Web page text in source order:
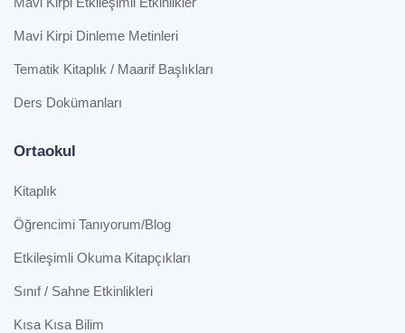
Mavi Kirpi Dinleme Metinleri
Tematik Kitaplık / Maarif Başlıkları
Ders Dokümanları
Ortaokul
Kitaplık
Öğrencimi Tanıyorum/Blog
Etkileşimli Okuma Kitapçıkları
Sınıf / Sahne Etkinlikleri
Kısa Kısa Bilim